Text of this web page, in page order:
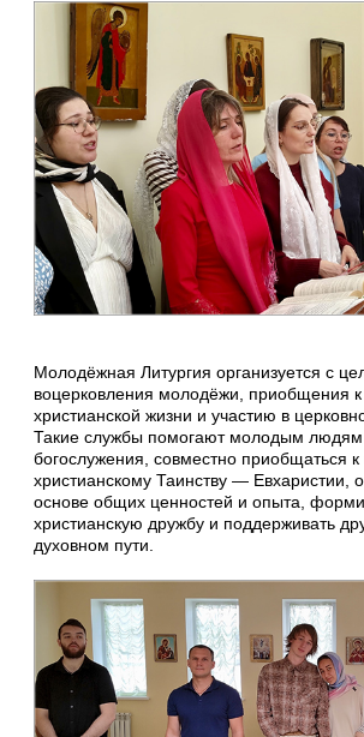
Молодёжная Литургия организуется с
воцерковления молодёжи, приобщения к
христианской жизни и участию в
Такие службы помогают молодым
богослужения, совместно приобщаться к
христианскому Таинству — Евхаристии,
основе общих ценностей и опыта,
христианскую дружбу и поддерживать
духовном пути.